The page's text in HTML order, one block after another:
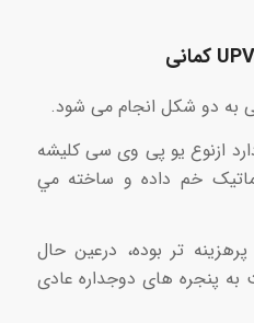
به دو شکل انجام می شود.
ازنوع يو پى وى سى کليشه
خم داده و ساخته مي
تر بوده، درعين حال
به پنجره هاى دوجداره عادى